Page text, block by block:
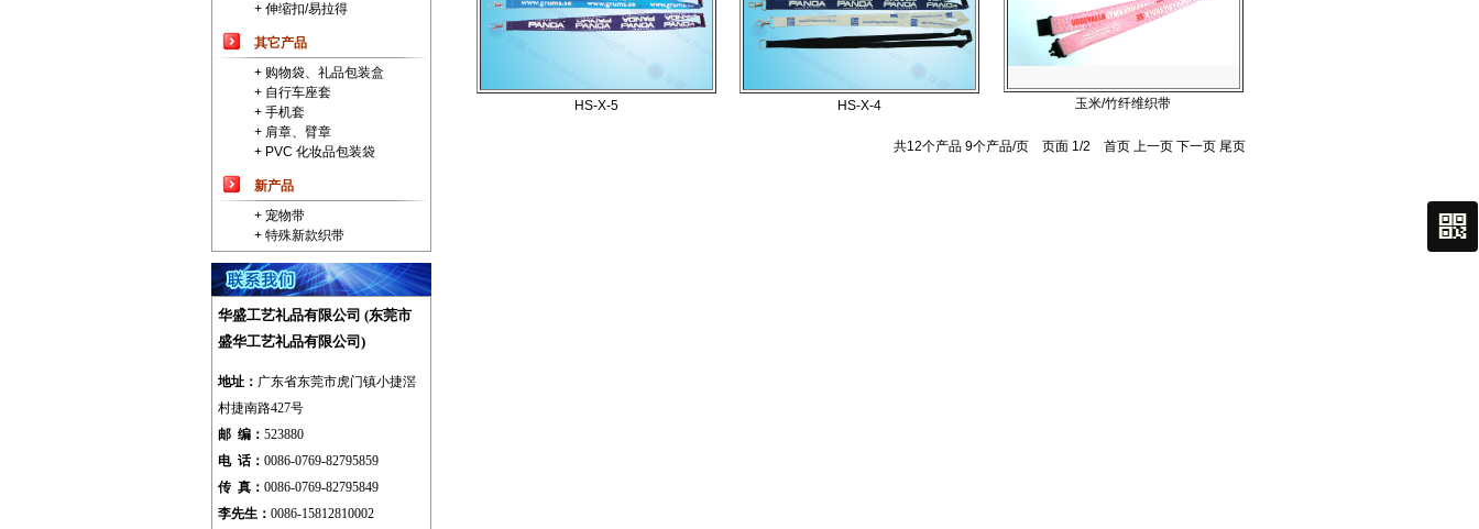
+ 伸缩扣/易拉得
其它产品
+ 购物袋、礼品包装盒
+ 自行车座套
+ 手机套
+ 肩章、臂章
+ PVC 化妆品包装袋
新产品
+ 宠物带
+ 特殊新款织带
华盛工艺礼品有限公司 (东莞市
盛华工艺礼品有限公司)
地址： 广东省东莞市虎门镇小捷滘
村捷南路427号
邮 编： 523880
电 话： 0086-0769-82795859
传 真： 0086-0769-82795849
李先生： 0086-15812810002
HS-X-5 HS-X-4 玉米/竹纤维织带
共12个产品 9个产品/页 页面 1/2 首页 上一页 下一页 尾页